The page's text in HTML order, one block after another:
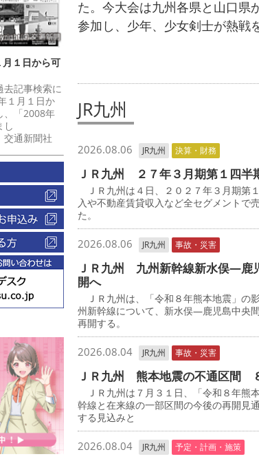
１日から可
記事検索に
１月１日か
、「2008年
し
聞社
た。今大会は九州各県と山口県
参加し、少年、少女剣士が熱戦
JR九州
2026.08.06 JR九州 決算・財務
ＪＲ九州 ２７年３月期第１四
ＪＲ九州は４日、２０２７年３月期第
入や不動産賃貸収入など全セグメントで
た。
2026.08.06 JR九州 事故・災害
ＪＲ九州 九州新幹線新水俣―鹿
開へ
ＪＲ九州は、「令和８年熊本地震」の
州新幹線について、新水俣―鹿児島中央
再開する。
2026.08.04 JR九州 事故・災害
ＪＲ九州 熊本地震の不通区間
ＪＲ九州は７月３１日、「令和８年熊
幹線と在来線の一部区間の今後の再開見
する見込みと
2026.08.04 JR九州 予定・計画・施策